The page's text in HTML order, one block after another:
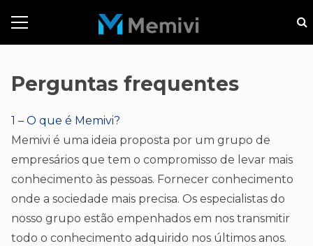
Perguntas frequentes
1 – O que é Memivi?
Memivi é uma ideia proposta por um grupo de
empresários que tem o compromisso de levar mais
conhecimento às pessoas. Fornecer conhecimento
onde a sociedade mais precisa. Os especialistas do
nosso grupo estão empenhados em nos transmitir
todo o conhecimento adquirido nos últimos anos.